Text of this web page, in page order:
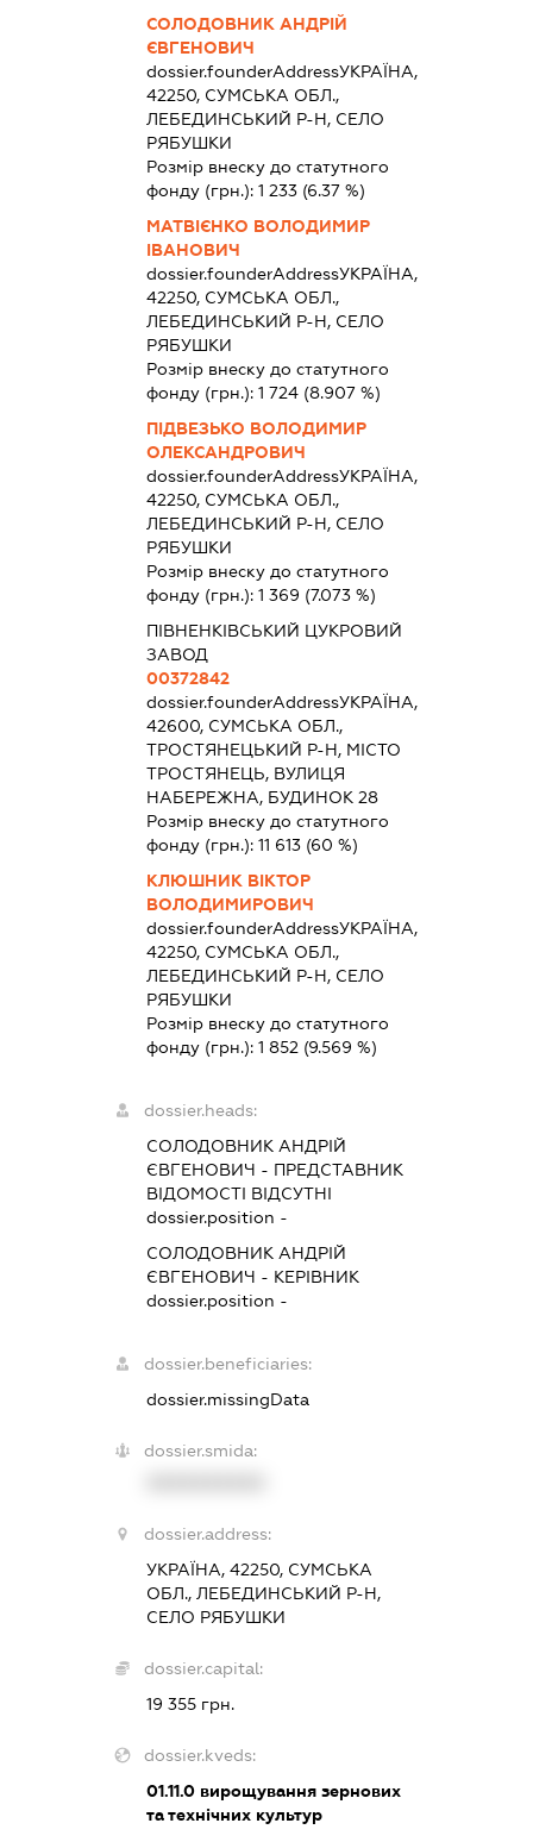
СОЛОДОВНИК АНДРІЙ
ЄВГЕНОВИЧ
dossier.founderAddressУКРАЇНА,
42250, СУМСЬКА ОБЛ.,
ЛЕБЕДИНСЬКИЙ Р-Н, СЕЛО
РЯБУШКИ
Розмір внеску до статутного
фонду (грн.): 1 233(6.37 %)
МАТВІЄНКО ВОЛОДИМИР
ІВАНОВИЧ
dossier.founderAddressУКРАЇНА,
42250, СУМСЬКА ОБЛ.,
ЛЕБЕДИНСЬКИЙ Р-Н, СЕЛО
РЯБУШКИ
Розмір внеску до статутного
фонду (грн.): 1 724(8.907 %)
ПІДВЕЗЬКО ВОЛОДИМИР
ОЛЕКСАНДРОВИЧ
dossier.founderAddressУКРАЇНА,
42250, СУМСЬКА ОБЛ.,
ЛЕБЕДИНСЬКИЙ Р-Н, СЕЛО
РЯБУШКИ
Розмір внеску до статутного
фонду (грн.): 1 369 (7.073 %)
ПІВНЕНКІВСЬКИЙ ЦУКРОВИЙ
ЗАВОД
00372842
dossier.founderAddressУКРАЇНА,
42600, СУМСЬКА ОБЛ.,
ТРОСТЯНЕЦЬКИЙ Р-Н, МІСТО
ТРОСТЯНЕЦЬ, ВУЛИЦЯ
НАБЕРЕЖНА, БУДИНОК 28
Розмір внеску до статутного
фонду (грн.): 11 613(60 %)
КЛЮШНИК ВІКТОР
ВОЛОДИМИРОВИЧ
dossier.founderAddressУКРАЇНА,
42250, СУМСЬКА ОБЛ.,
ЛЕБЕДИНСЬКИЙ Р-Н, СЕЛО
РЯБУШКИ
Розмір внеску до статутного
фонду (грн.): 1 852(9.569 %)
dossier.heads:
СОЛОДОВНИК АНДРІЙ
ЄВГЕНОВИЧ - ПРЕДСТАВНИК
ВІДОМОСТІ ВІДСУТНІ
dossier.position -
СОЛОДОВНИК АНДРІЙ
ЄВГЕНОВИЧ - КЕРІВНИК
dossier.position -
dossier.beneficiaries:
dossier.missingData
dossier.smida:
dossier.address:
УКРАЇНА, 42250, СУМСЬКА
ОБЛ., ЛЕБЕДИНСЬКИЙ Р-Н,
СЕЛО РЯБУШКИ
dossier.capital:
19 355 грн.
dossier.kveds:
01.11.0вирощування зернових
та технічних культур